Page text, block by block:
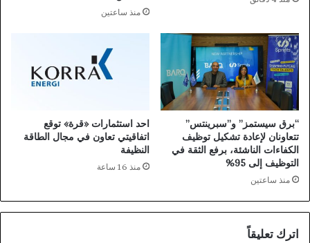
منذ ساعتين
“برق سيستمز” و”سبرينتس”
تتعاونان لإعادة تشكيل توظيف
الكفاءات الناشئة، برفع الثقة في
التوظيف إلى 95%
منذ ساعتين
احد استثمارات «قرة» توقع
اتفاقيتي تعاون في مجال الطاقة
النظيفة
منذ 16 ساعة
اترك تعليقاً